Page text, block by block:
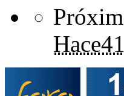
Hace